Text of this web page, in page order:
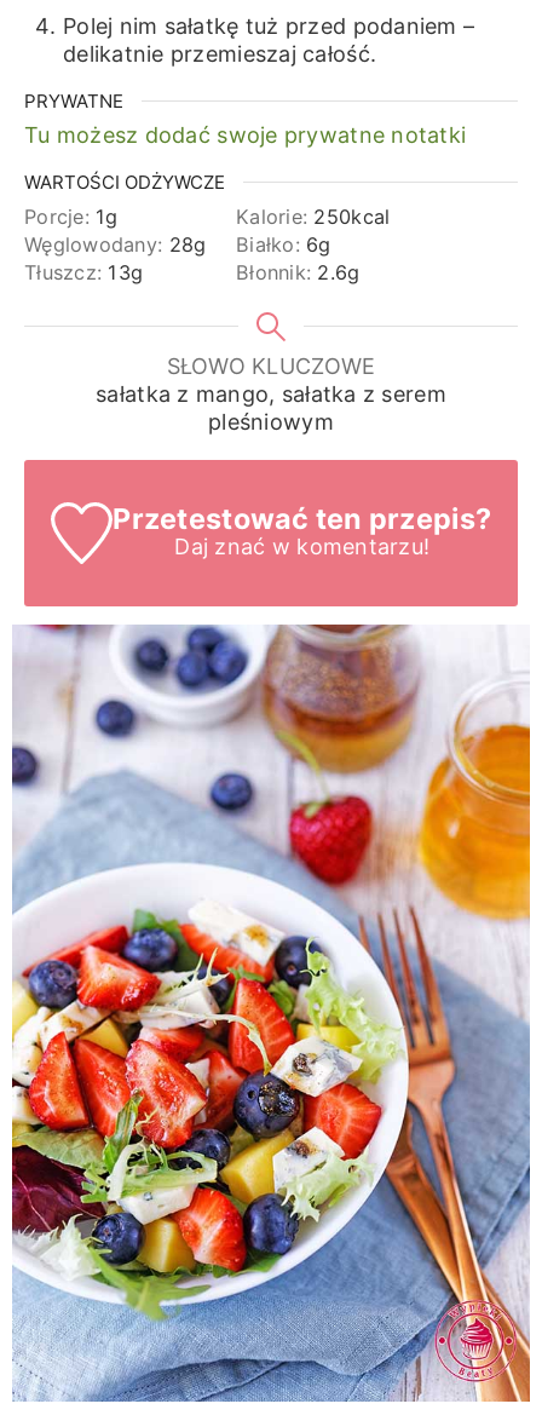
Polej nim sałatkę tuż przed podaniem –
delikatnie przemieszaj całość.
PRYWATNE
Tu możesz dodać swoje prywatne notatki
WARTOŚCI ODŻYWCZE
Porcje: 1g Kalorie: 250kcal
Węglowodany: 28g Białko: 6g
Tłuszcz: 13g Błonnik: 2.6g
SŁOWO KLUCZOWE
sałatka z mango, sałatka z serem
pleśniowym
Przetestować ten przepis?
Daj znać w komentarzu!